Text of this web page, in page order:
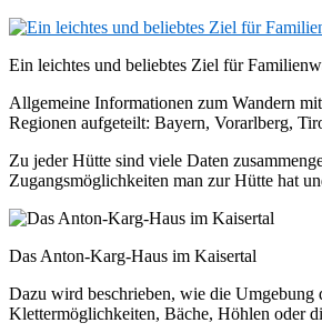
Ein leichtes und beliebtes Ziel für
Allgemeine Informationen zum Wandern
Regionen aufgeteilt: Bayern, Vorarlberg,
Zu jeder Hütte sind viele Daten
Zugangsmöglichkeiten man zur Hütte hat
Das Anton-Karg-Haus im Kaisertal
Dazu wird beschrieben, wie die
Klettermöglichkeiten, Bäche, Höhlen oder